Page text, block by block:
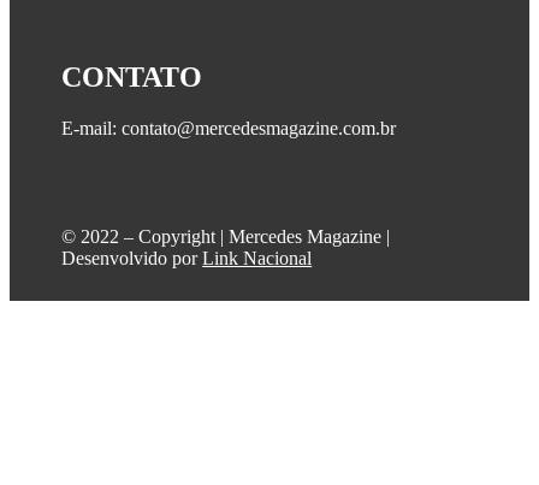
CONTATO
E-mail: contato@mercedesmagazine.com.br
©️ 2022 – Copyright | Mercedes Magazine |
Desenvolvido porLink Nacional